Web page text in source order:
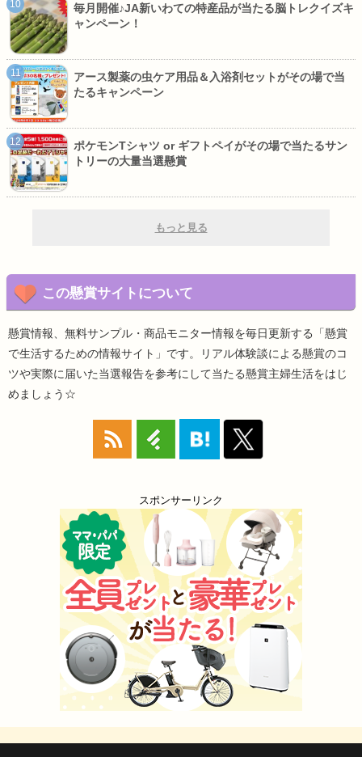
毎月開催♪JA新いわての特産品が当たる脳トレクイズキ
ャンペーン！
アース製薬の虫ケア用品＆入浴剤セットがその場で当
たるキャンペーン
ポケモンTシャツ or ギフトペイがその場で当たるサン
トリーの大量当選懸賞
もっと見る
この懸賞サイトについて
懸賞情報、無料サンプル・商品モニター情報を毎日更新する「懸賞
で生活するための情報サイト」です。リアル体験談による懸賞のコ
ツや実際に届いた当選報告を参考にして当たる懸賞主婦生活をはじ
めましょう☆
スポンサーリンク